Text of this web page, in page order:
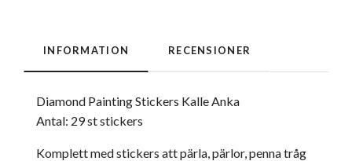
INFORMATION RECENSIONER
Diamond Painting Stickers Kalle Anka
Antal: 29 st stickers
Komplett med stickers att pärla, pärlor, penna tråg